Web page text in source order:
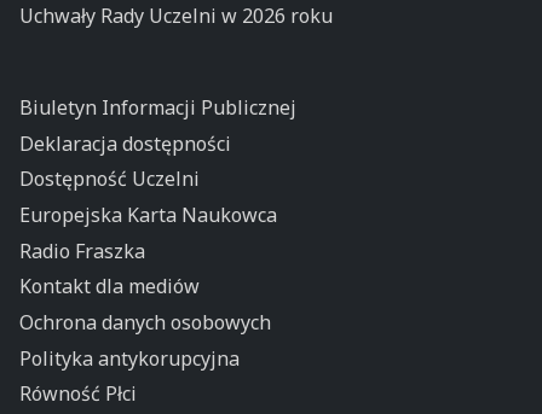
Uchwały Rady Uczelni w 2026 roku
Biuletyn Informacji Publicznej
Deklaracja dostępności
Dostępność Uczelni
Europejska Karta Naukowca
Radio Fraszka
Kontakt dla mediów
Ochrona danych osobowych
Polityka antykorupcyjna
Równość Płci